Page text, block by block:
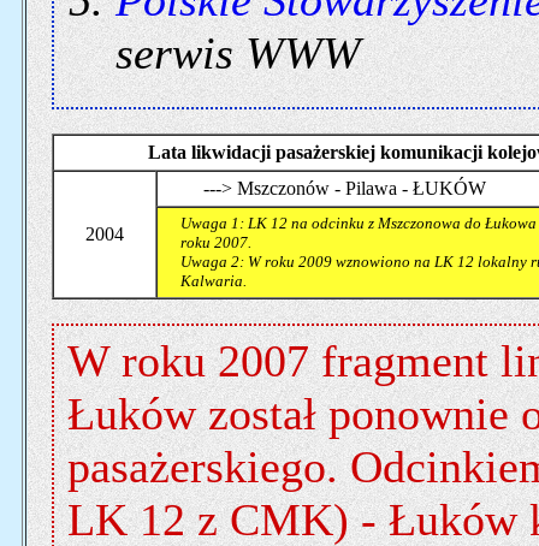
serwis WWW
Lata likwidacji pasażerskiej komunikacji
2004
---> Mszczonów - Pilawa - ŁUKÓW
Uwaga 1: LK 12 na odcinku z Mszczonowa do
roku 2007.
Uwaga 2: W roku 2009 wznowiono na LK 12 lokalny
Kalwaria.
W roku 2007 fragment
Łuków został ponownie
pasażerskiego.
LK 12 z CMK) - Łuków